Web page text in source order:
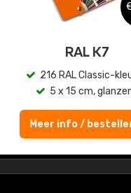
RAL K7
216 RAL Classic-
5 x 15 cm,
Meer info /